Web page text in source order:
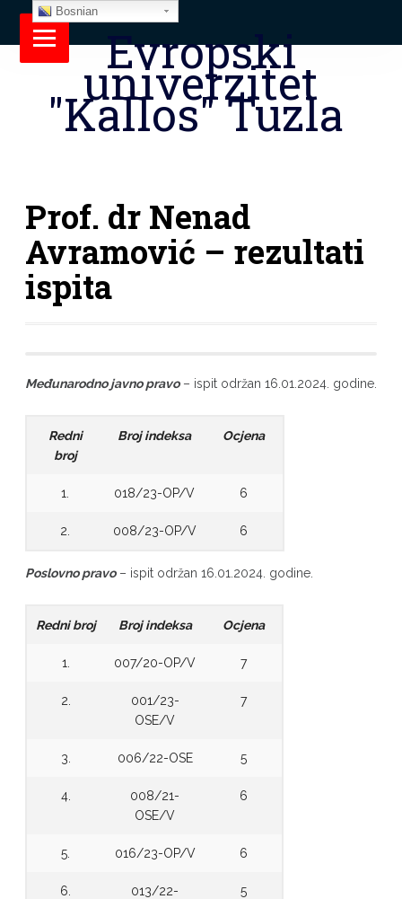
Evropski
univerzitet
"Kallos" Tuzla
Prof. dr Nenad
Avramović – rezultati
ispita
Međunarodno javno pravo– ispit održan 16.01.2024. godine.
Redni
broj
Broj indeksa Ocjena
1. 018/23-OP/V 6
2. 008/23-OP/V 6
Poslovno pravo– ispit održan 16.01.2024. godine.
Redni broj Broj indeksa Ocjena
1. 007/20-OP/V 7
2.
001/23-
OSE/V
7
3. 006/22-OSE 5
4.
008/21-
OSE/V
6
5. 016/23-OP/V 6
6.
013/22-
5
Bosnian